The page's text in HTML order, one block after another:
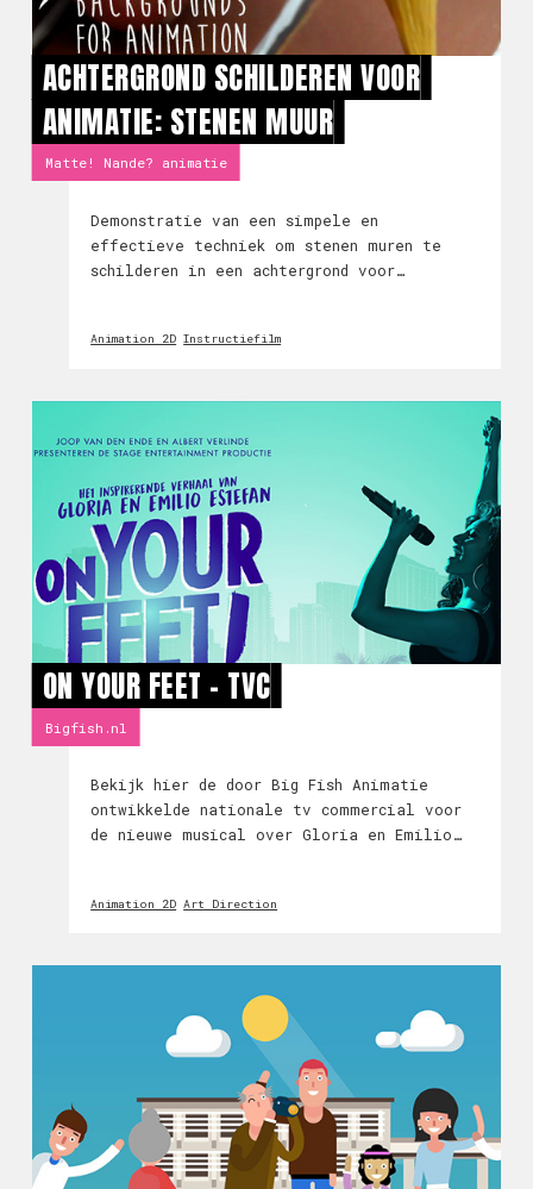
ACHTERGROND SCHILDEREN VOOR
ANIMATIE: STENEN MUUR
Matte! Nande? animatie
Demonstratie van een simpele en
effectieve techniek om stenen muren te
schilderen in een achtergrond voor
Animation 2D Instructiefilm
ON YOUR FEET - TVC
Bigfish.nl
Bekijk hier de door Big Fish Animatie
ontwikkelde nationale tv commercial voor
de nieuwe musical over Gloria en Emilio
hieronder!
Animation 2D Art Direction